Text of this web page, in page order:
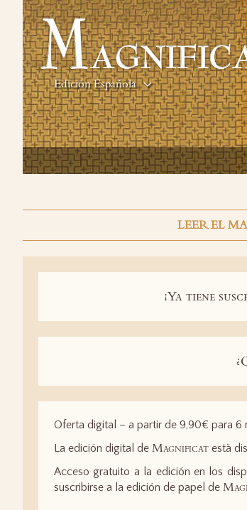
Edición Española
LEER EL
¡Ya tiene
Oferta digital – a partir de 9,90€ para 6
La edición digital de Magnificat està
Acceso gratuito a la edición en los
suscribirse a la edición de papel de